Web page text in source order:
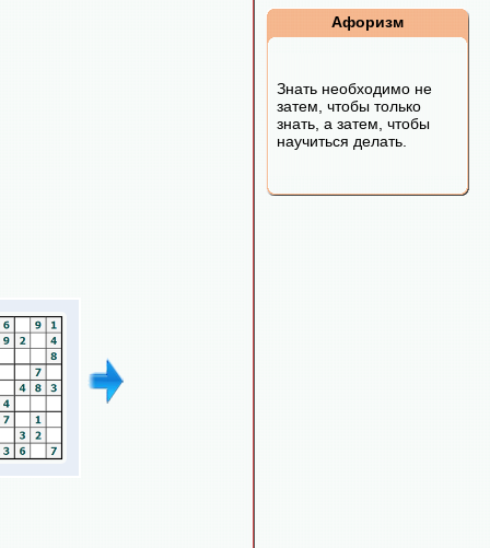
Афоризм
Знать необходимо не
затем, чтобы только
знать, а затем, чтобы
научиться делать.